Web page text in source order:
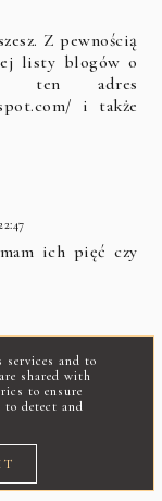
Z pewnością
listy blogów o
ten adres
i także
ich pięć czy
services and to
shared with
to ensure
detect and